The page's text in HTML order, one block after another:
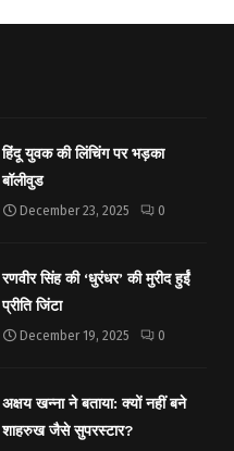
हिंदू युवक की लिंचिंग पर भड़का
बॉलीवुड
December 23, 2025 0
रणवीर सिंह की ‘धुरंधर’ की मुरीद हुईं
प्रीति जिंटा
December 19, 2025 0
अक्षय खन्ना ने बताया: क्यों नहीं बने
शाहरुख जैसे सुपरस्टार?